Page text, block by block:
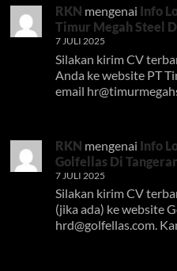
RKN mengenai Info
Timur Megah Steel
7 JULI 2025
Silakan kirim CV
Anda ke website PT
email
RKN mengenai Info
Golfellas Di
7 JULI 2025
Silakan kirim CV
(jika ada) ke website
hrd@golfellas.com.